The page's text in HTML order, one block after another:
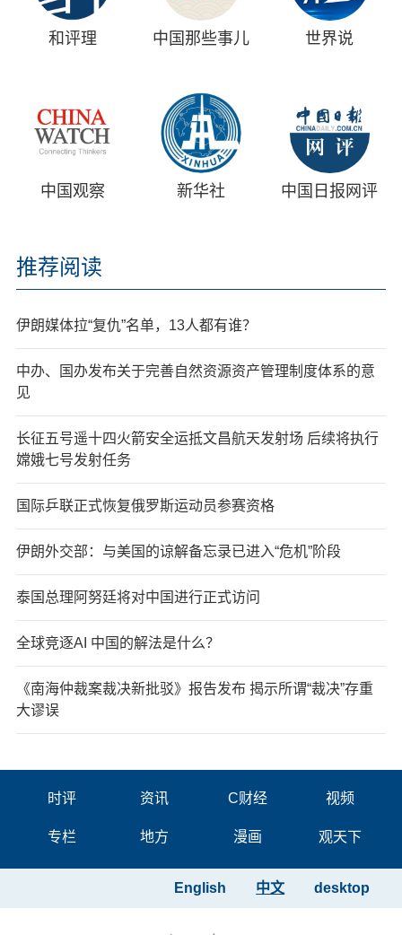
和评理 中国那些事儿 世界说
中国观察 新华社 中国日报网评
推荐阅读
伊朗媒体拉“复仇”名单，13人都有谁？
中办、国办发布关于完善自然资源资产管理制度体系的意
见
长征五号遥十四火箭安全运抵文昌航天发射场 后续将执行
嫦娥七号发射任务
国际乒联正式恢复俄罗斯运动员参赛资格
伊朗外交部：与美国的谅解备忘录已进入“危机”阶段
泰国总理阿努廷将对中国进行正式访问
全球竞逐AI 中国的解法是什么？
《南海仲裁案裁决新批驳》报告发布 揭示所谓“裁决”存重
大谬误
时评 资讯 C财经 视频
专栏 地方 漫画 观天下
desktop
中文
English